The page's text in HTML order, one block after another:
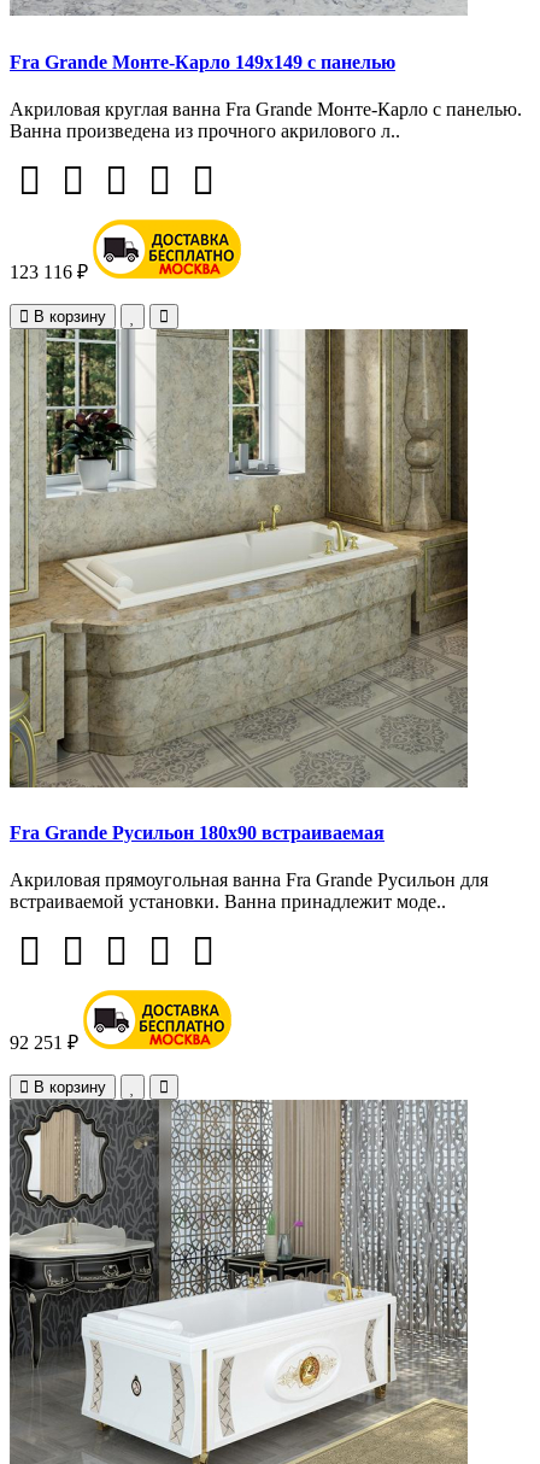
Fra Grande Монте-Карло 149х149 с панелью
Акриловая круглая ванна Fra Grande Монте-Карло с панелью.
Ванна произведена из прочного акрилового л..
123 116 ₽
В корзину
Fra Grande Русильон 180х90 встраиваемая
Акриловая прямоугольная ванна Fra Grande Русильон для
встраиваемой установки. Ванна принадлежит моде..
92 251 ₽
В корзину